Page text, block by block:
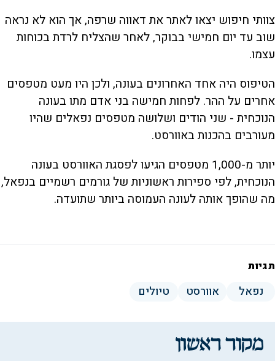
צוותי חיפוש יצאו לאתר את דאווה שרפה, אך הוא לא נראה
שוב עד יום חמישי בבוקר, לאחר שהצליח לרדת בכוחות
עצמו.
הטיפוס היה אחד האחרונים בעונה, ולכן היו מעט מטפסים
אחרים על ההר. לפחות חמישה בני אדם מתו בעונה
הנוכחית - שני הודים ושלושה מטפסים נפאלים שהיו
מעורבים בהכנות באוורסט.
יותר מ-1,000 מטפסים הגיעו לפסגת האוורסט בעונה
הנוכחית, לפי ספירות ראשוניות של גורמים רשמיים בנפאל,
מה שהופך אותה לעונה העמוסה ביותר שתועדה.
תגיות
נפאל אוורסט טיולים